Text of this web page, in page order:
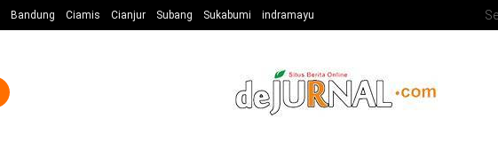
Bandung Ciamis Cianjur Subang Sukabumi indramayu